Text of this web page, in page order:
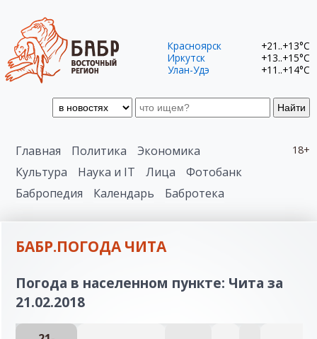
Найти
Красноярск
+21..+13°C
Иркутск
+13..+15°C
Улан-Удэ
+11..+14°C
18+
Главная Политика
Экономика
Культура
Наука и IT Лица
Фотобанк
Бабропедия
Календарь Бабротека
БАБР.ПОГОДА ЧИТА
Погода в населенном пункте: Чита за
21.02.2018